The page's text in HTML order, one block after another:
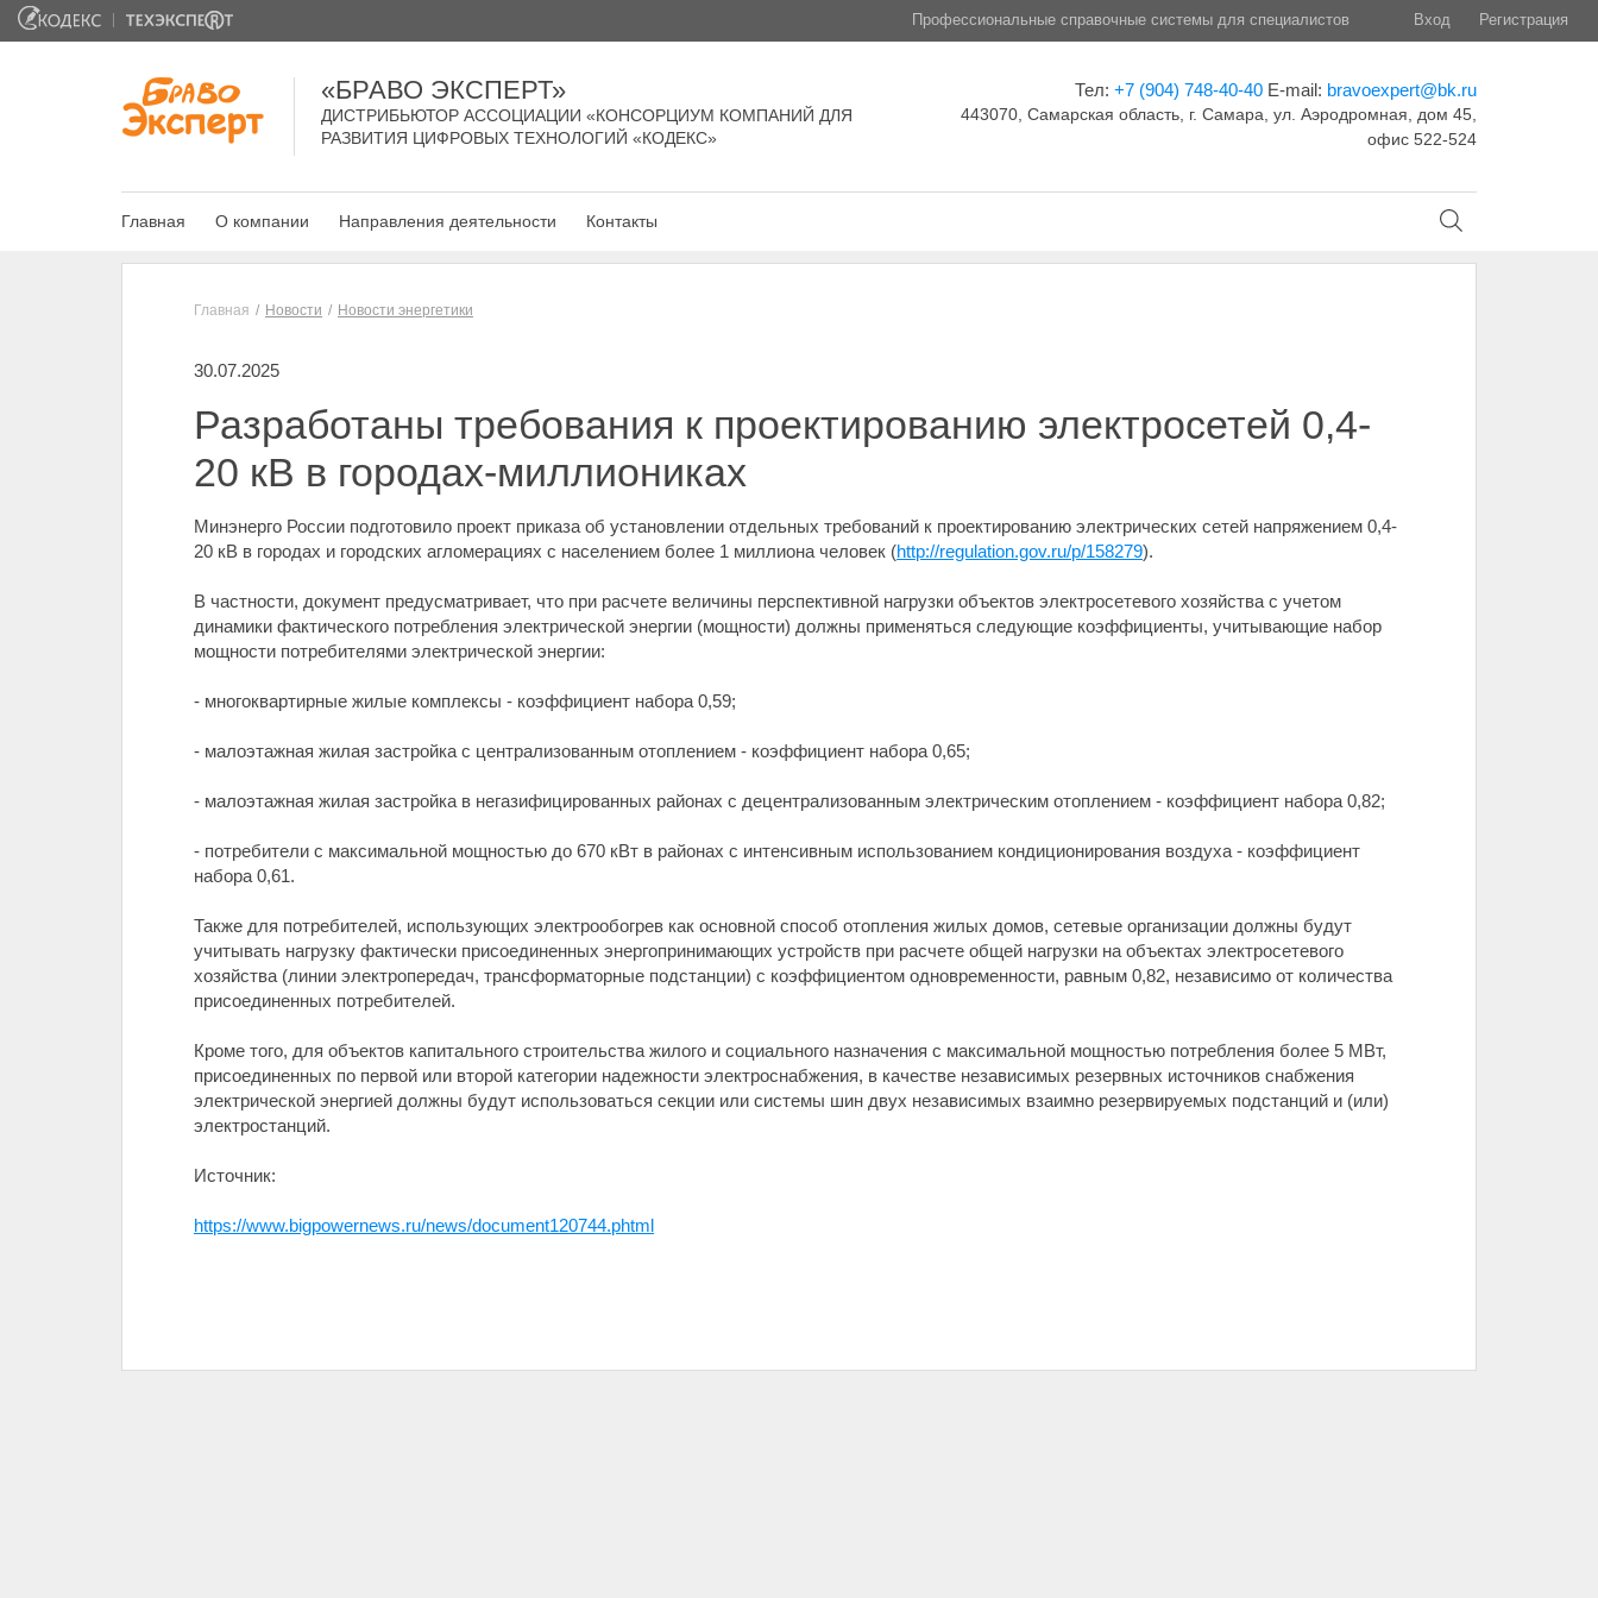
Профессиональные справочные системы для специалистов Вход Регистрация
«БРАВО ЭКСПЕРТ»
ДИСТРИБЬЮТОР АССОЦИАЦИИ «КОНСОРЦИУМ КОМПАНИЙ ДЛЯ
РАЗВИТИЯ ЦИФРОВЫХ ТЕХНОЛОГИЙ «КОДЕКС»
Тел: +7 (904) 748-40-40 E-mail: bravoexpert@bk.ru
443070, Самарская область, г. Самара, ул. Аэродромная, дом 45,
офис 522-524
Главная О компании Направления деятельности Контакты
Главная Новости Новости энергетики
30.07.2025
Разработаны требования к проектированию электросетей 0,4-
20 кВ в городах-миллиониках
Минэнерго России подготовило проект приказа об установлении отдельных требований к проектированию электрических сетей напряжением 0,4-
20 кВ в городах и городских агломерациях с населением более 1 миллиона человек (http://regulation.gov.ru/p/158279).
В частности, документ предусматривает, что при расчете величины перспективной нагрузки объектов электросетевого хозяйства с учетом
динамики фактического потребления электрической энергии (мощности) должны применяться следующие коэффициенты, учитывающие набор
мощности потребителями электрической энергии:
- многоквартирные жилые комплексы - коэффициент набора 0,59;
- малоэтажная жилая застройка с централизованным отоплением - коэффициент набора 0,65;
- малоэтажная жилая застройка в негазифицированных районах с децентрализованным электрическим отоплением - коэффициент набора 0,82;
- потребители с максимальной мощностью до 670 кВт в районах с интенсивным использованием кондиционирования воздуха - коэффициент
набора 0,61.
Также для потребителей, использующих электрообогрев как основной способ отопления жилых домов, сетевые организации должны будут
учитывать нагрузку фактически присоединенных энергопринимающих устройств при расчете общей нагрузки на объектах электросетевого
хозяйства (линии электропередач, трансформаторные подстанции) с коэффициентом одновременности, равным 0,82, независимо от количества
присоединенных потребителей.
Кроме того, для объектов капитального строительства жилого и социального назначения с максимальной мощностью потребления более 5 МВт,
присоединенных по первой или второй категории надежности электроснабжения, в качестве независимых резервных источников снабжения
электрической энергией должны будут использоваться секции или системы шин двух независимых взаимно резервируемых подстанций и (или)
электростанций.
Источник:
https://www.bigpowernews.ru/news/document120744.phtml